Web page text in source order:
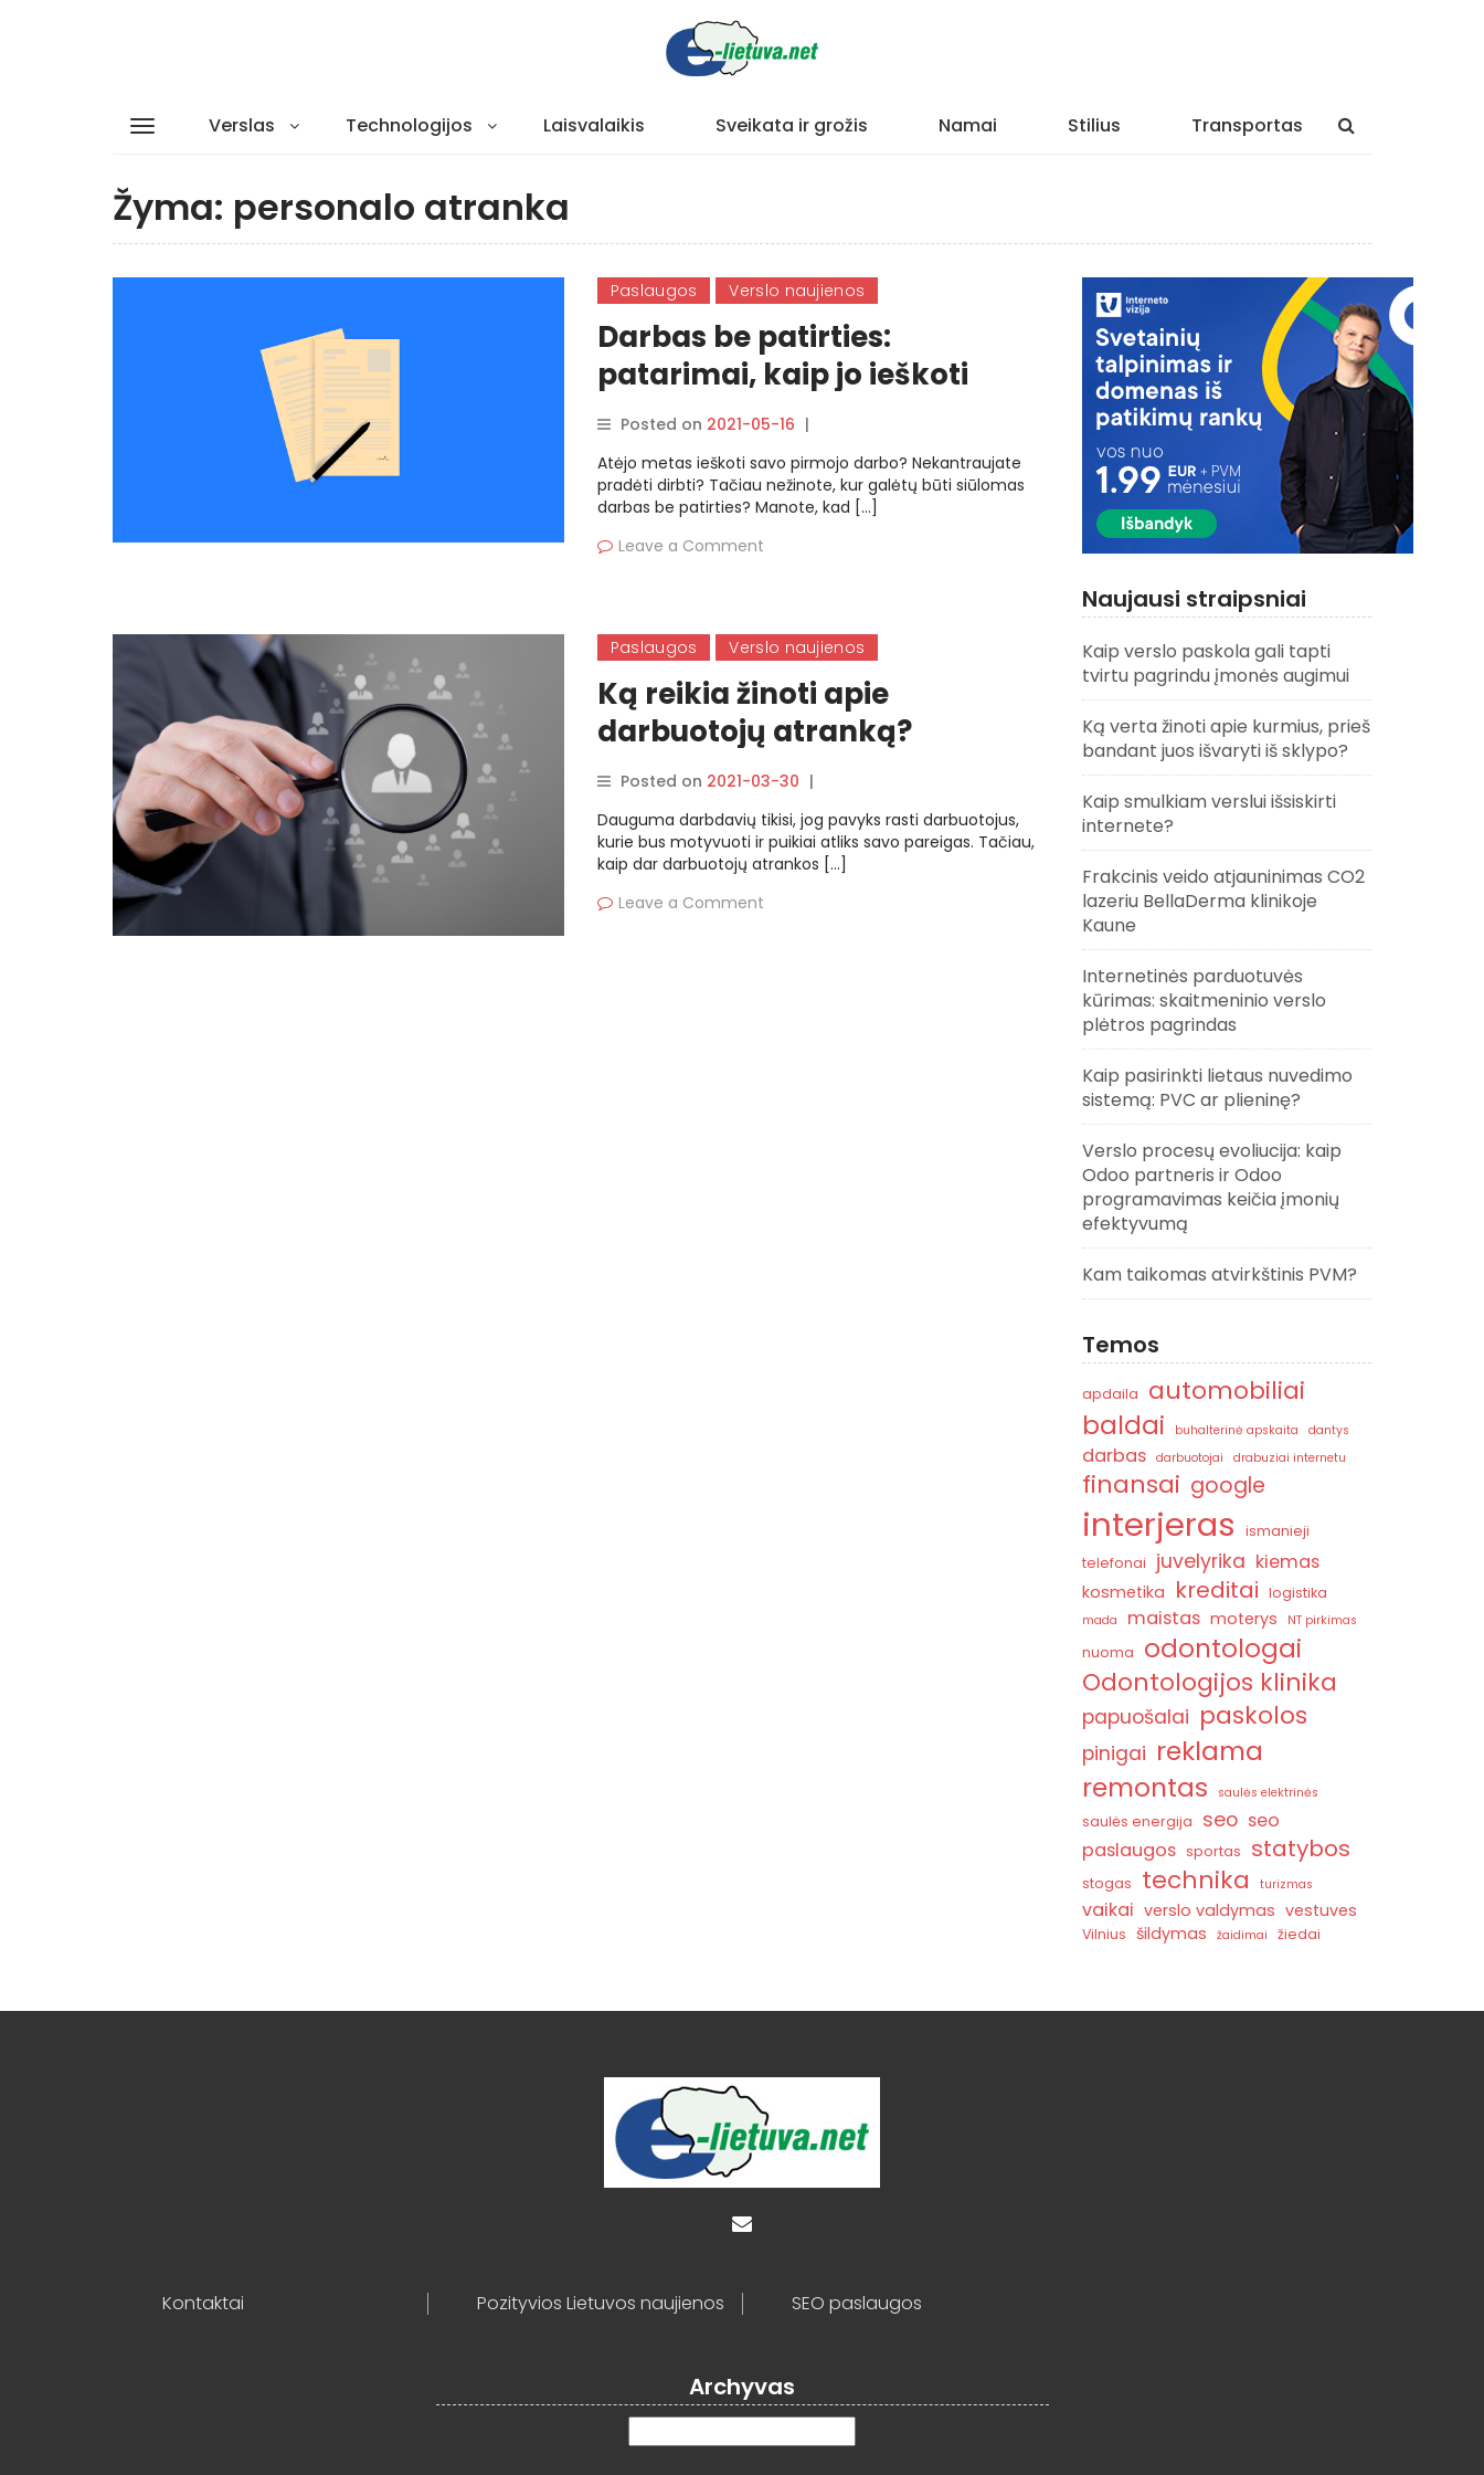
Verslas Technologijos Laisvalaikis Sveikata ir grožis Namai Stilius Transportas
Žyma: personalo atranka
Paslaugos Verslo naujienos
Darbas be patirties:
patarimai, kaip jo ieškoti
Posted on 2021-05-16 |
Atėjo metas ieškoti savo pirmojo darbo? Nekantraujate
pradėti dirbti? Tačiau nežinote, kur galėtų būti siūlomas
darbas be patirties? Manote, kad […]
Leave a Comment
Paslaugos Verslo naujienos
Ką reikia žinoti apie
darbuotojų atranką?
Posted on 2021-03-30 |
Dauguma darbdavių tikisi, jog pavyks rasti darbuotojus,
kurie bus motyvuoti ir puikiai atliks savo pareigas. Tačiau,
kaip dar darbuotojų atrankos […]
Leave a Comment
Naujausi straipsniai
Kaip verslo paskola gali tapti
tvirtu pagrindu įmonės augimui
Ką verta žinoti apie kurmius, prieš
bandant juos išvaryti iš sklypo?
Kaip smulkiam verslui išsiskirti
internete?
Frakcinis veido atjauninimas CO2
lazeriu BellaDerma klinikoje
Kaune
Internetinės parduotuvės
kūrimas: skaitmeninio verslo
plėtros pagrindas
Kaip pasirinkti lietaus nuvedimo
sistemą: PVC ar plieninę?
Verslo procesų evoliucija: kaip
Odoo partneris ir Odoo
programavimas keičia įmonių
efektyvumą
Kam taikomas atvirkštinis PVM?
Temos
apdaila automobiliai
baldai buhalterinė apskaita dantys
darbas darbuotojai drabuziai internetu
finansai google
interjeras
ismanieji
telefonai
juvelyrika kiemas
kosmetika kreditai logistika
mada maistas moterys NT pirkimas
nuoma odontologai
Odontologijos klinika
papuošalai paskolos
pinigai reklama
remontas
saulės elektrinės
saulės energija seo seo
paslaugos sportas statybos
stogas technika turizmas
vaikai verslo valdymas vestuves
Vilnius šildymas žaidimai žiedai
Kontaktai Pozityvios Lietuvos naujienos SEO paslaugos
Archyvas